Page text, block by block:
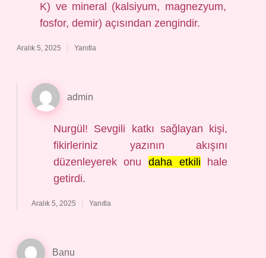
K) ve mineral (kalsiyum, magnezyum,
fosfor, demir) açısından zengindir.
Aralık 5, 2025 Yanıtla
admin
Nurgül! Sevgili katkı sağlayan kişi,
fikirleriniz yazının akışını
düzenleyerek onu daha etkili hale
getirdi.
Aralık 5, 2025 Yanıtla
Banu